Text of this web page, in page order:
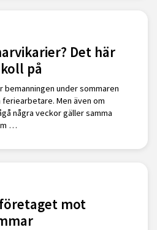
Det här
på
under sommaren
Men även om
några veckor gäller samma
…
mot